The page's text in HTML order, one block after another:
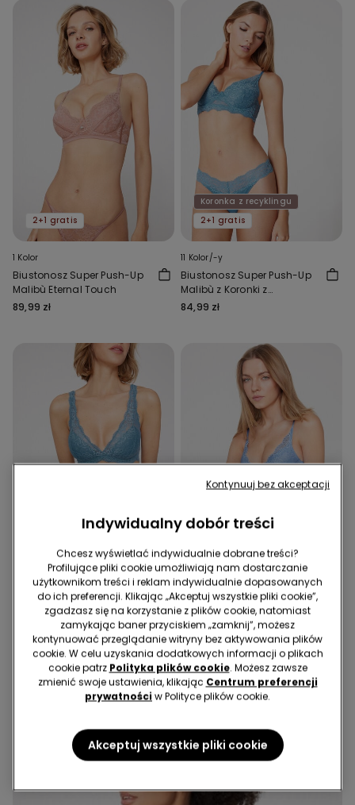
2+1 gratis
1 Kolor
Biustonosz Super Push-Up
Malibù Eternal Touch
89,99 zł
Koronka z recyklingu
2+1 gratis
11 Kolor/-y
Biustonosz Super Push-Up
Malibù z Koronki z
Recyklingu
84,99 zł
Koronka z recyklingu
2+1 gratis
10 Kolor/-y
Biustonosz Trójkąt z Koronki
z Recyklingu Havana
74,99 zł
Koronka z recyklingu
2+1 gratis
11 Kolor/-y
Biustonosz Super Push-Up
Malibù z Koronki z
Recyklingu
84,99 zł
Indywidualny dobór treści
Chcesz wyświetlać indywidualnie dobrane treści?
Profilujące pliki cookie umożliwiają nam dostarczanie
użytkownikom treści i reklam indywidualnie dopasowanych
do ich preferencji. Klikając „Akceptuj wszystkie pliki cookie”,
zgadzasz się na korzystanie z plików cookie, natomiast
zamykając baner przyciskiem „zamknij”, możesz
kontynuować przeglądanie witryny bez aktywowania plików
cookie. W celu uzyskania dodatkowych informacji o plikach
cookie patrz Polityka plików cookie. Możesz zawsze
zmienić swoje ustawienia, klikając Centrum preferencji
prywatnościw Polityce plików cookie.
Akceptuj wszystkie pliki cookie
Kontynuuj bez akceptacji